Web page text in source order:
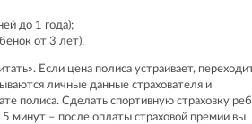
до 1 года);
от 3 лет).
Если цена полиса устраивает,
личные данные страхователя и
полиса. Сделать спортивную страховку
минут – после оплаты страховой премии вы